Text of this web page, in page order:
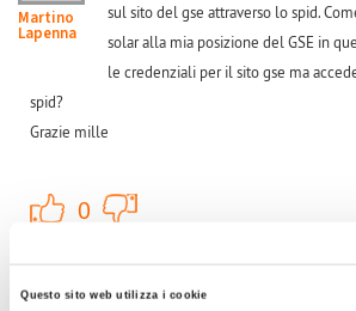
Questo sito web utilizza i cookie
Martino
Lapenna
sul sito del gse attraverso lo spid.
solar alla mia posizione del GSE in
le credenziali per il sito gse ma
spid?
Grazie mille
0
Torna Su